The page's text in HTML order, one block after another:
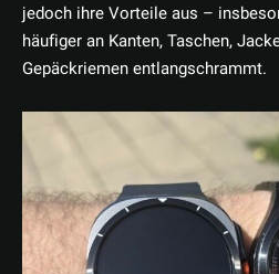
jedoch ihre Vorteile aus –
häufiger an Kanten, Taschen,
Gepäckriemen entlangschrammt.